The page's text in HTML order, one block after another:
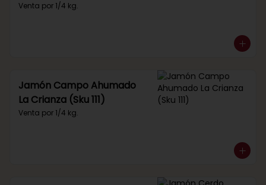
Venta por 1/4 kg.
Jamón Campo Ahumado
La Crianza (Sku 111)
Venta por 1/4 kg.